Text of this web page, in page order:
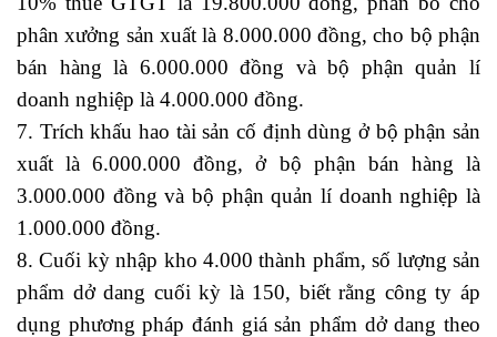
phân xưởng sản xuất là 8.000.000 đồng, cho bộ phận
bán hàng là 6.000.000 đồng và bộ phận quản lí
doanh nghiệp là 4.000.000 đồng.
7. Trích khấu hao tài sản cố định dùng ở bộ phận sản
xuất là 6.000.000 đồng, ở bộ phận bán hàng là
3.000.000 đồng và bộ phận quản lí doanh nghiệp là
1.000.000 đồng.
8. Cuối kỳ nhập kho 4.000 thành phẩm, số lượng sản
phẩm dở dang cuối kỳ là 150, biết rằng công ty áp
dụng phương pháp đánh giá sản phẩm dở dang theo